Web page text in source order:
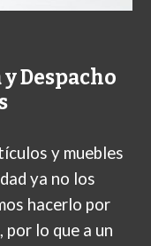
Despacho
y muebles
ya no los
hacerlo por
lo que a un